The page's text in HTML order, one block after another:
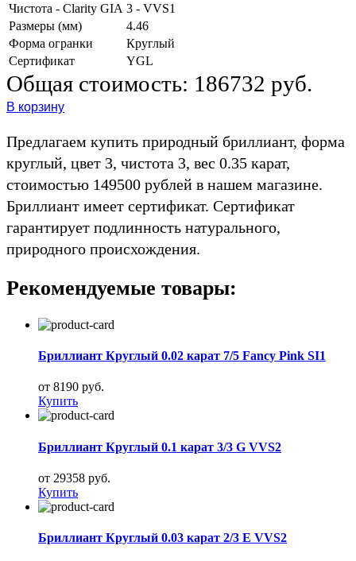
Чистота - Clarity GIA 3 - VVS1
Размеры (мм)
4.46
Форма огранки
Круглый
Сертификат
YGL
Общая стоимость: 186732 руб.
В корзину
Предлагаем купить природный бриллиант, форма
круглый, цвет 3, чистота 3, вес 0.35 карат,
стоимостью 149500 рублей в нашем магазине.
Бриллиант имеет сертификат. Сертификат
гарантирует подлинность натурального,
природного происхождения.
Рекомендуемые товары:
Бриллиант Круглый 0.02 карат 7/5 Fancy Pink SI1
от 8190 руб.
Купить
Бриллиант Круглый 0.1 карат 3/3 G VVS2
от 29358 руб.
Купить
Бриллиант Круглый 0.03 карат 2/3 E VVS2